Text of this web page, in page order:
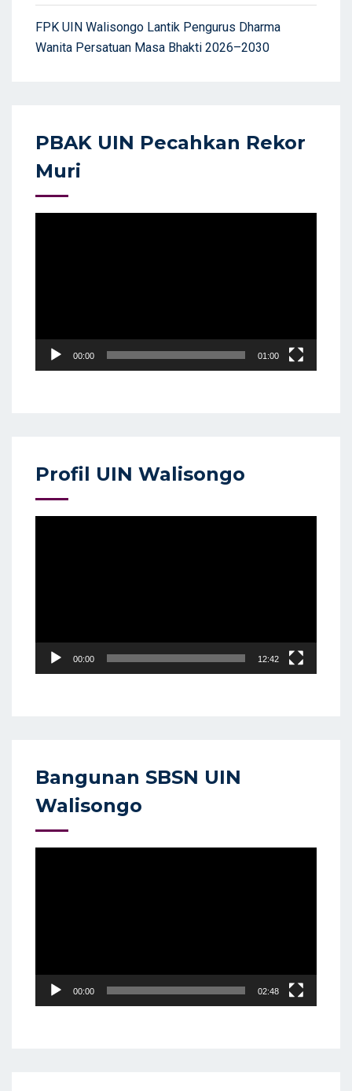
FPK UIN Walisongo Lantik Pengurus Dharma
Wanita Persatuan Masa Bhakti 2026–2030
PBAK UIN Pecahkan Rekor
Muri
00:00 01:00
Profil UIN Walisongo
00:00 12:42
Bangunan SBSN UIN
Walisongo
00:00 02:48